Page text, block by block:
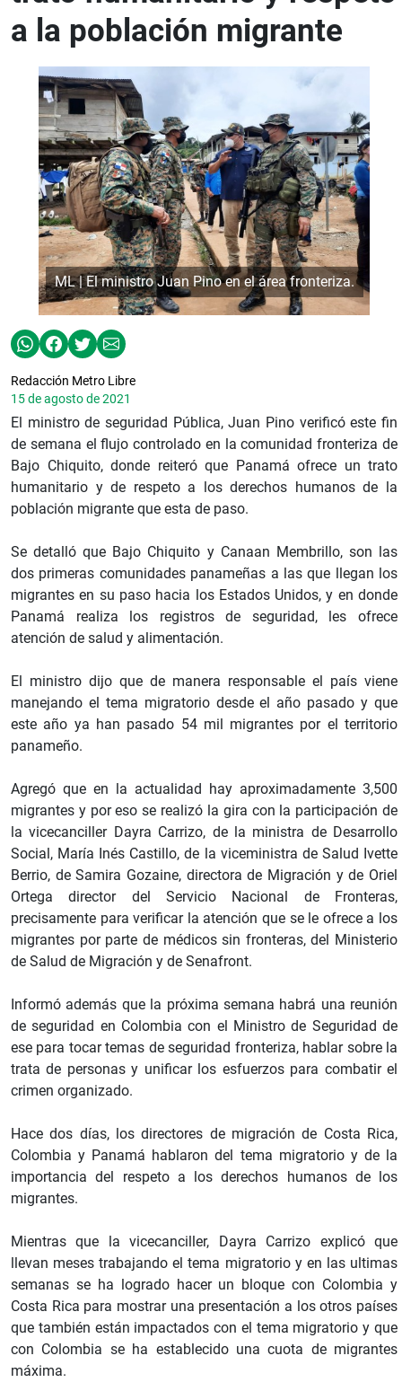
a la población migrante
ML | El ministro Juan Pino en el área fronteriza.
Redacción Metro Libre
15 de agosto de 2021
El ministro de seguridad Pública, Juan Pino verificó este fin
de semana el flujo controlado en la comunidad fronteriza de
Bajo Chiquito, donde reiteró que Panamá ofrece un trato
humanitario y de respeto a los derechos humanos de la
población migrante que esta de paso.
Se detalló que Bajo Chiquito y Canaan Membrillo, son las
dos primeras comunidades panameñas a las que llegan los
migrantes en su paso hacia los Estados Unidos, y en donde
Panamá realiza los registros de seguridad, les ofrece
atención de salud y alimentación.
El ministro dijo que de manera responsable el país viene
manejando el tema migratorio desde el año pasado y que
este año ya han pasado 54 mil migrantes por el territorio
panameño.
Agregó que en la actualidad hay aproximadamente 3,500
migrantes y por eso se realizó la gira con la participación de
la vicecanciller Dayra Carrizo, de la ministra de Desarrollo
Social, María Inés Castillo, de la viceministra de Salud Ivette
Berrio, de Samira Gozaine, directora de Migración y de Oriel
Ortega director del Servicio Nacional de Fronteras,
precisamente para verificar la atención que se le ofrece a los
migrantes por parte de médicos sin fronteras, del Ministerio
de Salud de Migración y de Senafront.
Informó además que la próxima semana habrá una reunión
de seguridad en Colombia con el Ministro de Seguridad de
ese para tocar temas de seguridad fronteriza, hablar sobre la
trata de personas y unificar los esfuerzos para combatir el
crimen organizado.
Hace dos días, los directores de migración de Costa Rica,
Colombia y Panamá hablaron del tema migratorio y de la
importancia del respeto a los derechos humanos de los
migrantes.
Mientras que la vicecanciller, Dayra Carrizo explicó que
llevan meses trabajando el tema migratorio y en las ultimas
semanas se ha logrado hacer un bloque con Colombia y
Costa Rica para mostrar una presentación a los otros países
que también están impactados con el tema migratorio y que
con Colombia se ha establecido una cuota de migrantes
máxima.